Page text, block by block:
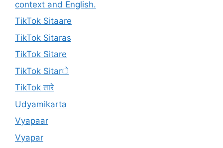
context and English.
TikTok Sitaare
TikTok Sitaras
TikTok Sitare
TikTok Sitarे
TikTok तारे
Udyamikarta
Vyapaar
Vyapar